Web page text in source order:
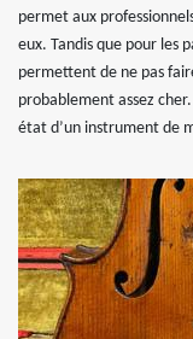
permet aux
eux. Tandis que pour les
permettent de ne pas
probablement assez
état d’un instrument de